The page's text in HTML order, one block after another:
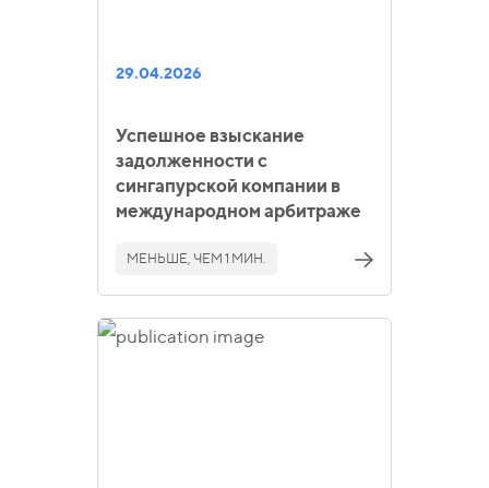
29.04.2026
Успешное взыскание
задолженности с
сингапурской компании в
международном арбитраже
МЕНЬШЕ, ЧЕМ 1 МИН.